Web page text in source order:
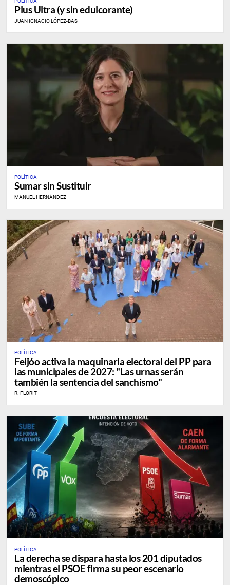
Plus Ultra (y sin edulcorante)
JUAN IGNACIO LÓPEZ-BAS
POLÍTICA
Sumar sin Sustituir
MANUEL HERNÁNDEZ
POLÍTICA
Feijóo activa la maquinaria electoral del PP para
las municipales de 2027: "Las urnas serán
también la sentencia del sanchismo"
R. FLORIT
POLÍTICA
La derecha se dispara hasta los 201 diputados
mientras el PSOE firma su peor escenario
demoscópico